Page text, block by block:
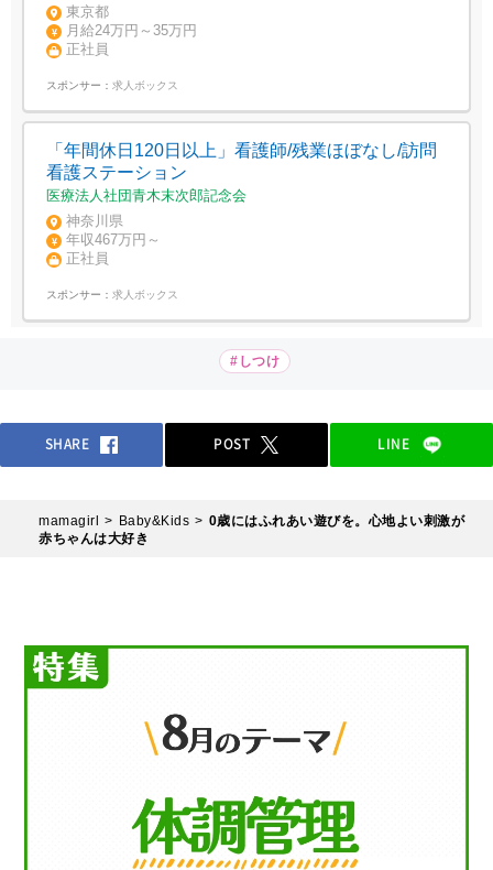
東京都
月給24万円～35万円
正社員
スポンサー： 求人ボックス
「年間休日120日以上」看護師/残業ほぼなし/訪問
看護ステーション
医療法人社団青木末次郎記念会
神奈川県
年収467万円～
正社員
スポンサー： 求人ボックス
#しつけ
SHARE POST LINE
mamagirl Baby&Kids
0歳にはふれあい遊びを。心地よい刺激が
赤ちゃんは大好き